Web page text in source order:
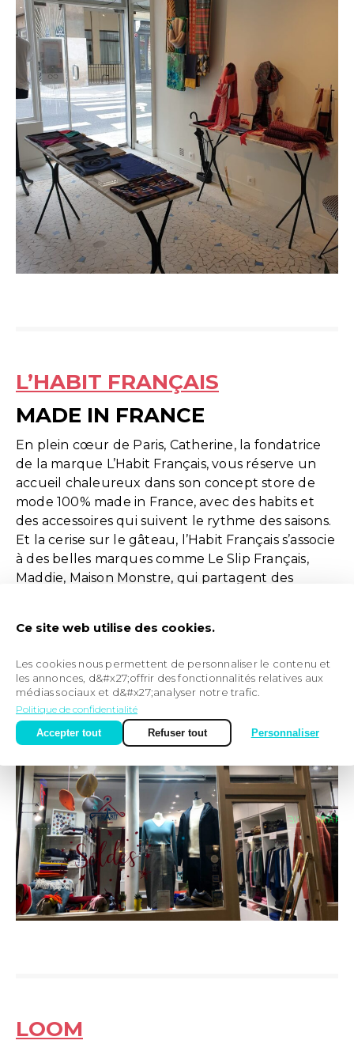
L’HABIT FRANÇAIS
MADE IN FRANCE
En plein cœur de Paris, Catherine, la fondatrice
de la marque L’Habit Français, vous réserve un
accueil chaleureux dans son concept store de
mode 100% made in France, avec des habits et
des accessoires qui suivent le rythme des saisons.
Et la cerise sur le gâteau, l’Habit Français s’associe
à des belles marques comme Le Slip Français,
Maddie, Maison Monstre, qui partagent des
99 Rue de Seine, 75006 Paris
LOOM
Ce site web utilise des cookies.
Les cookies nous permettent de personnaliser le contenu et
les annonces, d&#x27;offrir des fonctionnalités relatives aux
médias sociaux et d&#x27;analyser notre trafic.
Politique de confidentialité
Accepter tout
Refuser tout Personnaliser